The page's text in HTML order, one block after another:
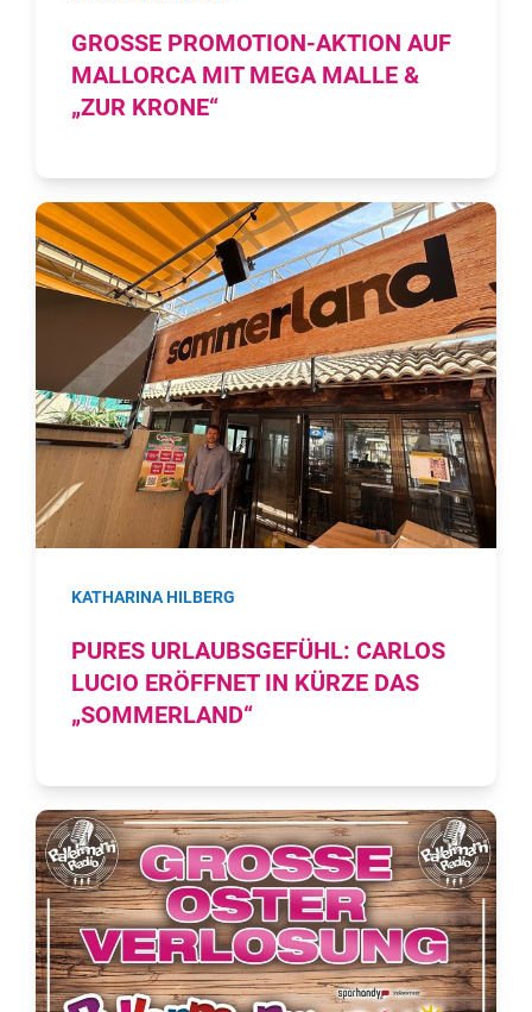
GROSSE PROMOTION-AKTION AUF M
ALLORCA MIT MEGA MALLE & „
ZUR KRONE“
KATHARINA HILBERG
PURES URLAUBSGEFÜHL: CARLOS
LUCIO ERÖFFNET IN KÜRZE DAS
„SOMMERLAND“